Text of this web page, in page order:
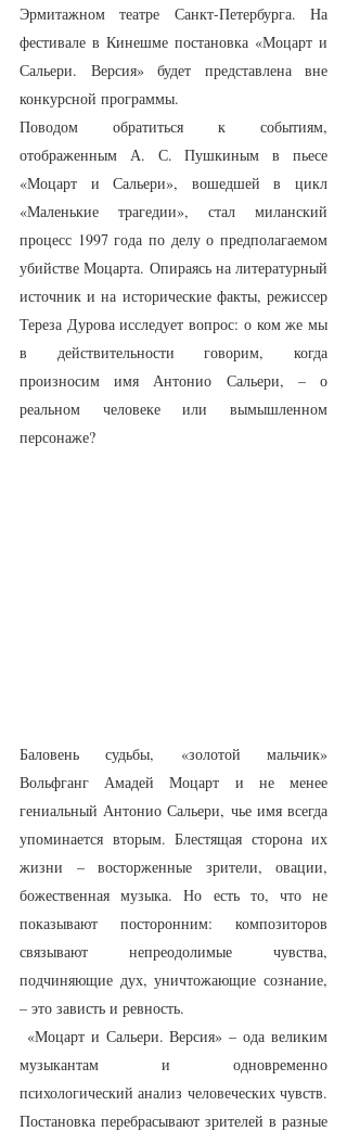
Эрмитажном театре Санкт-Петербурга. На
фестивале в Кинешме постановка «Моцарт и
Сальери. Версия» будет представлена вне
конкурсной программы.
Поводом обратиться к событиям,
отображенным А. С. Пушкиным в пьесе
«Моцарт и Сальери», вошедшей в цикл
«Маленькие трагедии», стал миланский
процесс 1997 года по делу о предполагаемом
убийстве Моцарта. Опираясь на литературный
источник и на исторические факты, режиссер
Тереза Дурова исследует вопрос: о ком же мы
в действительности говорим, когда
произносим имя Антонио Сальери, – о
реальном человеке или вымышленном
персонаже?
Баловень судьбы, «золотой мальчик»
Вольфганг Амадей Моцарт и не менее
гениальный Антонио Сальери, чье имя всегда
упоминается вторым. Блестящая сторона их
жизни – восторженные зрители, овации,
божественная музыка. Но есть то, что не
показывают посторонним: композиторов
связывают непреодолимые чувства,
подчиняющие дух, уничтожающие сознание,
– это зависть и ревность.
«Моцарт и Сальери. Версия» – ода великим
музыкантам и одновременно
психологический анализ человеческих чувств.
Постановка перебрасывают зрителей в разные